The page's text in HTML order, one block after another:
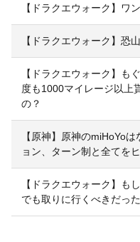
【ドラクエウォーク】ワ
【ドラクエウォーク】恐
【ドラクエウォーク】も
度も1000マイレージ以上
の？
【原神】原神のmiHoYo
ョン、ターン制と全てを
【ドラクエウォーク】も
でも取りに行くべきだっ